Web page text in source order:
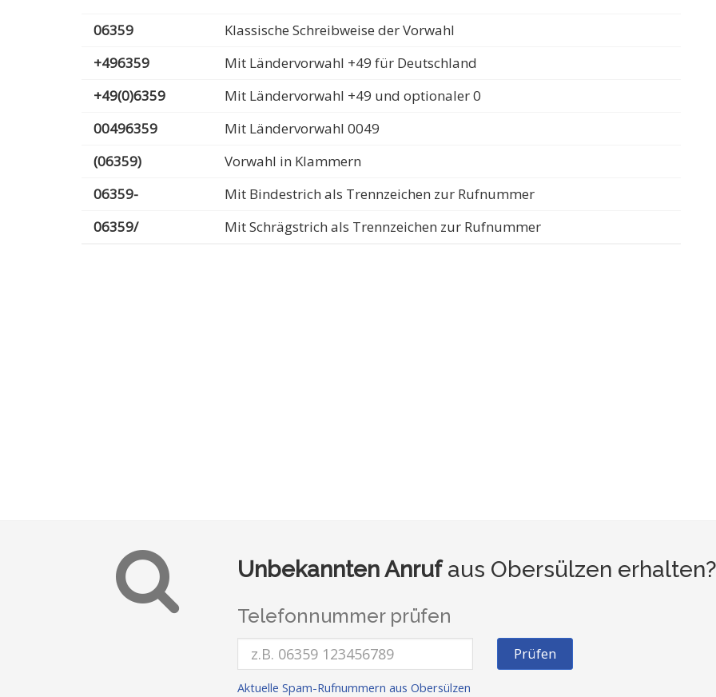
06359
Klassische Schreibweise der Vorwahl
+496359
Mit Ländervorwahl +49 für Deutschland
+49(0)6359
Mit Ländervorwahl +49 und optionaler 0
00496359
Mit Ländervorwahl 0049
(06359)
Vorwahl in Klammern
06359-
Mit Bindestrich als Trennzeichen zur Rufnummer
06359/
Mit Schrägstrich als Trennzeichen zur Rufnummer
Unbekannten Anrufaus Obersülzen erhalten?
Telefonnummer prüfen
Prüfen
Aktuelle Spam-Rufnummern aus Obersülzen